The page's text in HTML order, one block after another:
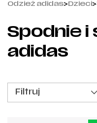
Odzież adidas>Dzieci>
Spodnie i
adidas
Filtruj